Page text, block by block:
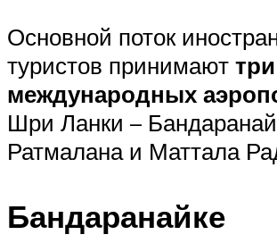
Основной поток
туристов принимают три
международных
Шри Ланки –
Ратмалана и Маттала
Бандаранайке